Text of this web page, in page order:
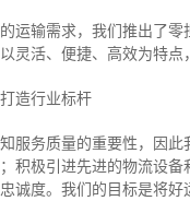
运输需求，我们推出了
灵活、便捷、高效为特点
造行业标杆
服务质量的重要性，因
积极引进先进的物流设
诚度。我们的目标是将